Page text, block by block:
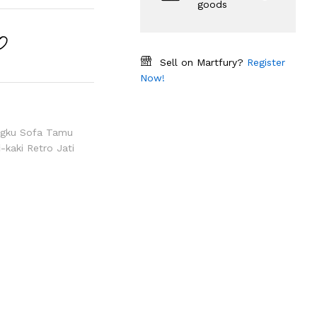
Sofa Tamu
kaki Retro Jati
goods
Sell on Martfury? Register
Now!